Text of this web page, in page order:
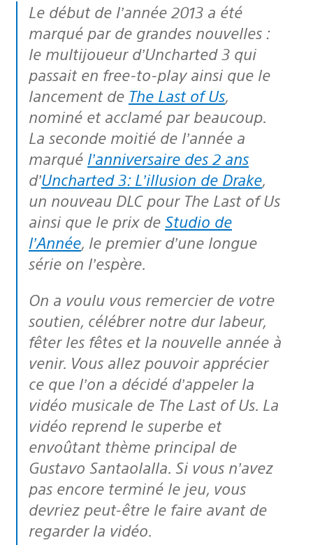
Le début de l’année 2013 a été
marqué par de grandes nouvelles :
le multijoueur d’Uncharted 3 qui
passait en free-to-play ainsi que le
lancement de The Last of Us,
nominé et acclamé par beaucoup.
La seconde moitié de l’année a
marqué l’anniversaire des 2 ans
d’Uncharted 3: L’illusion de Drake,
un nouveau DLC pour The Last of Us
ainsi que le prix de Studio de
l’Année, le premier d’une longue
série on l’espère.
On a voulu vous remercier de votre
soutien, célébrer notre dur labeur,
fêter les fêtes et la nouvelle année à
venir. Vous allez pouvoir apprécier
ce que l’on a décidé d’appeler la
vidéo musicale de The Last of Us. La
vidéo reprend le superbe et
envoûtant thème principal de
Gustavo Santaolalla. Si vous n’avez
pas encore terminé le jeu, vous
devriez peut-être le faire avant de
regarder la vidéo.